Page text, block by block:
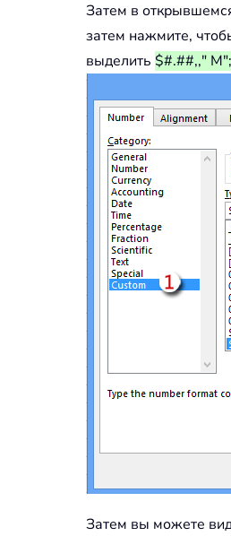
Затем в
затем нажмите,
выделить $#.##,," M";
Затем вы можете